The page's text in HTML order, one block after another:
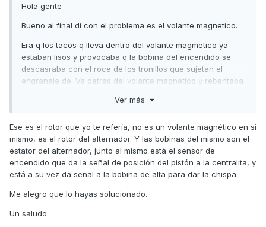
Hola gente
Bueno al final di con el problema es el volante magnetico.
Era q los tacos q lleva dentro del volante magmetico ya
estaban lisos y provocaba q la bobina del encendido se
descasraba con el roce de los tronillos que sujetan el
engranaje de. Va detras del volante magnetico y rebentaba
hay el sonido fuerte. Q os comentaba.
Bueno cambiando volante magnetico solucionado.
Ver más
Ese es el rotor que yo te refería, no es un volante magnético en sí
mismo, es el rotor del alternador. Y las bobinas del mismo son el
estator del alternador, junto al mismo está el sensor de
encendido que da la señal de posición del pistón a la centralita, y
está a su vez da señal a la bobina de alta para dar la chispa.
Me alegro que lo hayas solucionado.
Un saludo